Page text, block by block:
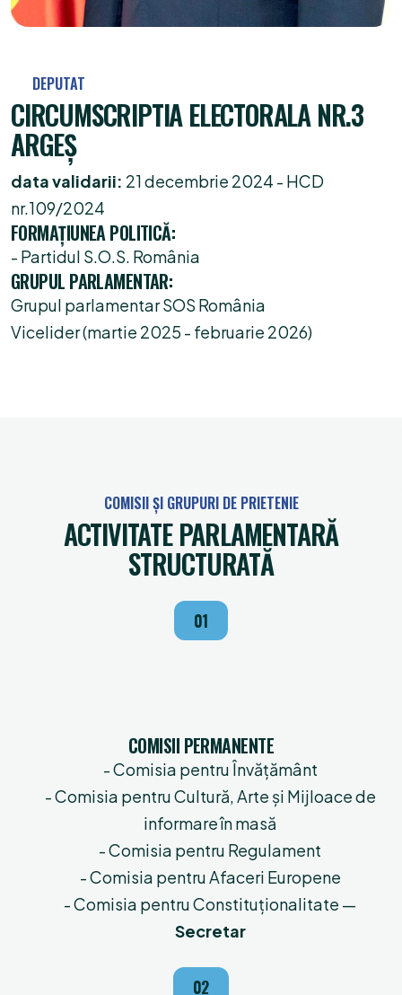
DEPUTAT
CIRCUMSCRIPTIA ELECTORALA NR.3
ARGEŞ
data validarii: 21 decembrie 2024 - HCD
nr.109/2024
FORMAŢIUNEA POLITICĂ:
- Partidul S.O.S. România
GRUPUL PARLAMENTAR:
Grupul parlamentar SOS România
Vicelider (martie 2025 - februarie 2026)
COMISII ȘI GRUPURI DE PRIETENIE
ACTIVITATE PARLAMENTARĂ
STRUCTURATĂ
01
COMISII PERMANENTE
- Comisia pentru Învățământ
- Comisia pentru Cultură, Arte și Mijloace de
informare în masă
- Comisia pentru Regulament
- Comisia pentru Afaceri Europene
- Comisia pentru Constituționalitate —
Secretar
02